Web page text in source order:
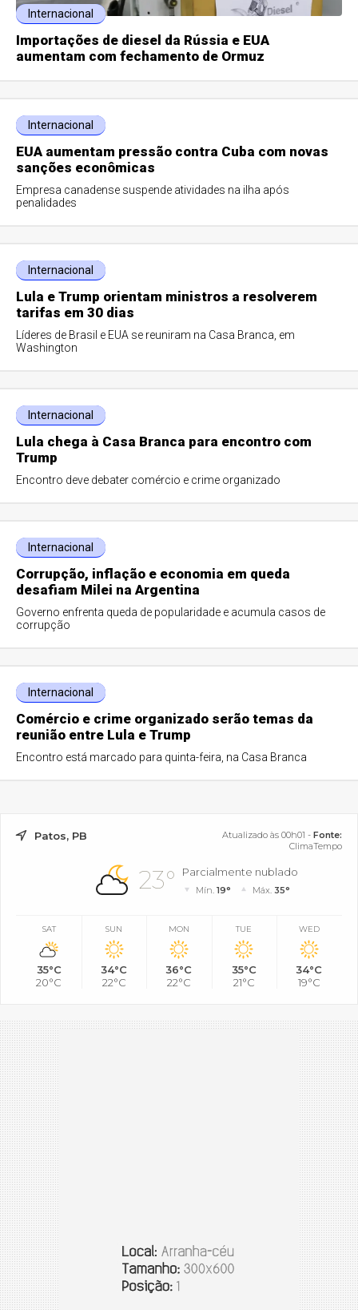
Internacional
Importações de diesel da Rússia e EUA
aumentam com fechamento de Ormuz
Internacional
EUA aumentam pressão contra Cuba com novas
sanções econômicas
Empresa canadense suspende atividades na ilha após
penalidades
Internacional
Lula e Trump orientam ministros a resolverem
tarifas em 30 dias
Líderes de Brasil e EUA se reuniram na Casa Branca, em
Washington
Internacional
Lula chega à Casa Branca para encontro com
Trump
Encontro deve debater comércio e crime organizado
Internacional
Corrupção, inflação e economia em queda
desafiam Milei na Argentina
Governo enfrenta queda de popularidade e acumula casos de
corrupção
Internacional
Comércio e crime organizado serão temas da
reunião entre Lula e Trump
Encontro está marcado para quinta-feira, na Casa Branca
Patos, PB Atualizado às 00h01 - Fonte:
ClimaTempo
23° Parcialmente nublado
Mín.19° Máx. 35°
SAT
35°C
20°C
SUN
34°C
22°C
MON
36°C
22°C
TUE
35°C
21°C
WED
34°C
19°C